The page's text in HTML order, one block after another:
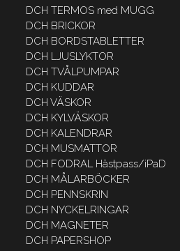
DCH TERMOS med MUGG
DCH BRICKOR
DCH BORDSTABLETTER
DCH LJUSLYKTOR
DCH TVÅLPUMPAR
DCH KUDDAR
DCH VÄSKOR
DCH KYLVÄSKOR
DCH KALENDRAR
DCH MUSMATTOR
DCH FODRAL Hästpass/iPaD
DCH MÅLARBÖCKER
DCH PENNSKRIN
DCH NYCKELRINGAR
DCH MAGNETER
DCH PAPERSHOP